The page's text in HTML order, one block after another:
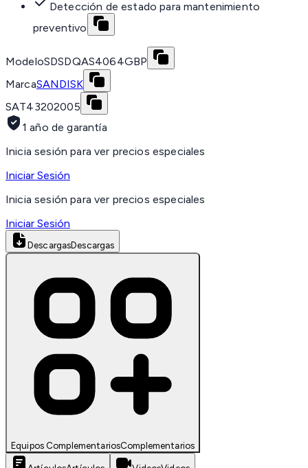
Detección de estado para mantenimiento
preventivo
ModeloSDSDQAS4064GBP
MarcaSANDISK
SAT43202005
1 año de garantía
Inicia sesión para ver precios especiales
Iniciar Sesión
Inicia sesión para ver precios especiales
Iniciar Sesión
DescargasDescargas
Equipos ComplementariosComplementarios